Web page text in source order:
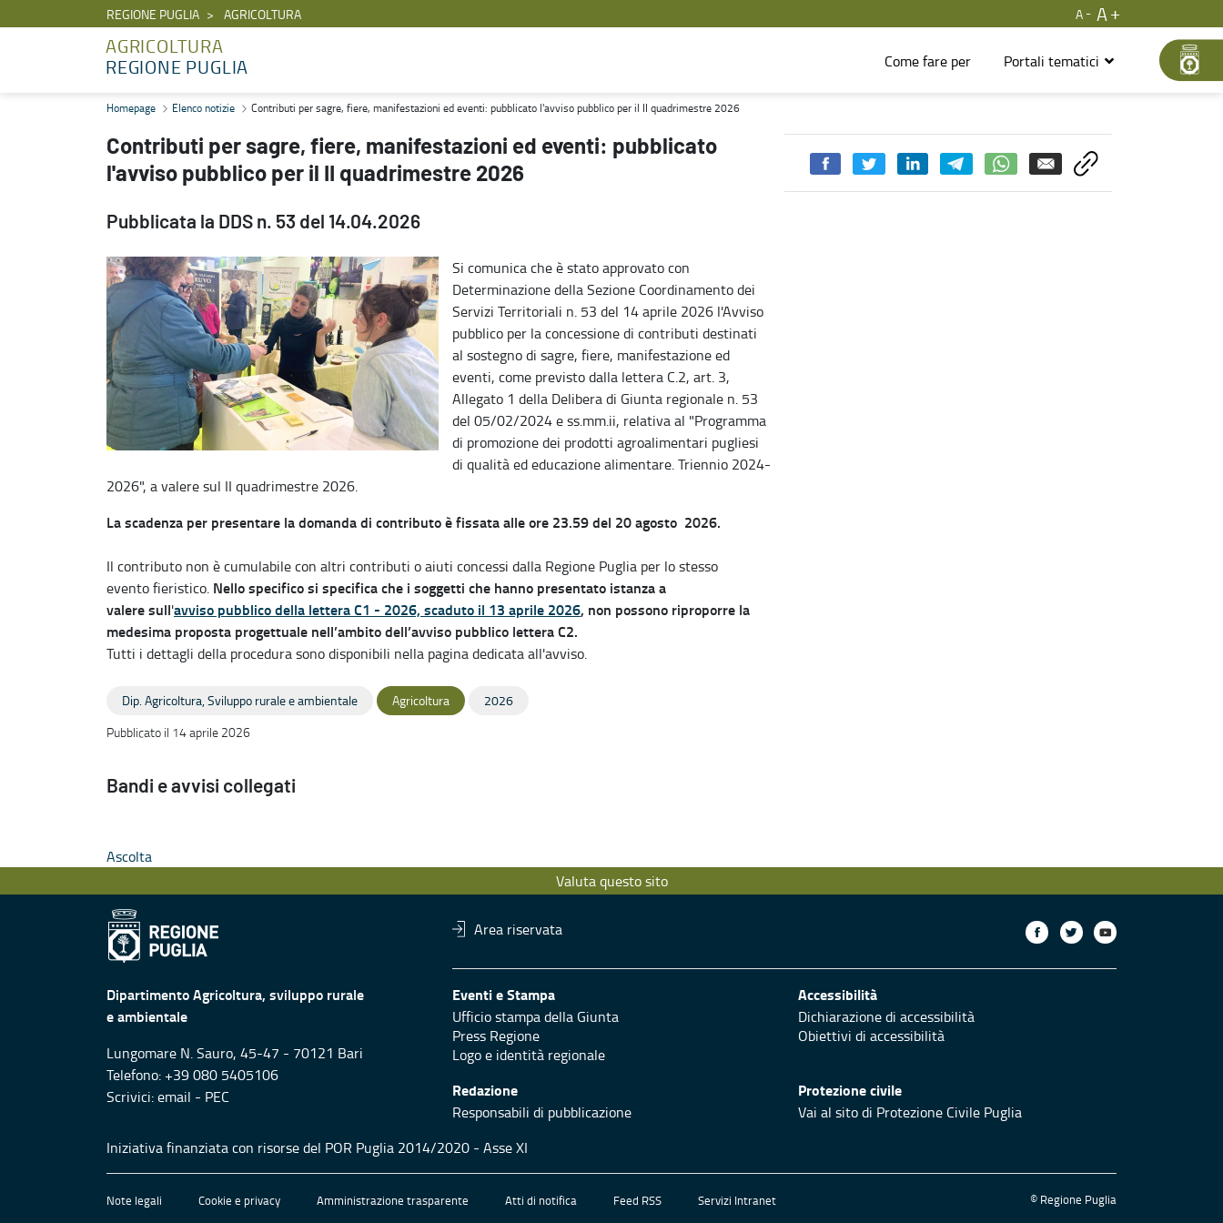
REGIONE PUGLIA AGRICOLTURA A
A
AGRICOLTURA
REGIONE PUGLIA
Come fare per Portali tematici
Contributi per sagre, fiere, manifestazioni ed eventi: pubblicato l'avviso pubblico per il II quadrimestre 2026 - Agricoltura
Homepage Elenco notizie Contributi per sagre, fiere, manifestazioni ed eventi: pubblicato l'avviso pubblico per il II quadrimestre 2026
Contributi per sagre, fiere, manifestazioni ed eventi: pubblicato
l'avviso pubblico per il II quadrimestre 2026
Pubblicata la DDS n. 53 del 14.04.2026
Si comunica che è stato approvato con
Determinazione della Sezione Coordinamento dei
Servizi Territoriali n. 53 del 14 aprile 2026 l'Avviso
pubblico per la concessione di contributi destinati
al sostegno di sagre, fiere, manifestazione ed
eventi, come previsto dalla lettera C.2, art. 3,
Allegato 1 della Delibera di Giunta regionale n. 53
del 05/02/2024 e ss.mm.ii, relativa al "Programma
di promozione dei prodotti agroalimentari pugliesi
di qualità ed educazione alimentare. Triennio 2024-
2026", a valere sul II quadrimestre 2026.
La scadenza per presentare la domanda di contributo è fissata alle ore 23.59 del 20 agosto 2026.
Il contributo non è cumulabile con altri contributi o aiuti concessi dalla Regione Puglia per lo stesso
evento fieristico. Nello specifico si specifica che i soggetti che hanno presentato istanza a
valere sull'avviso pubblico della lettera C1 - 2026, scaduto il 13 aprile 2026, non possono riproporre la
medesima proposta progettuale nell’ambito dell’avviso pubblico lettera C2.
Tutti i dettagli della procedura sono disponibili nella pagina dedicata all'avviso.
Dip. Agricoltura, Sviluppo rurale e ambientale Agricoltura
2026
Pubblicato il 14 aprile 2026
Bandi e avvisi collegati
Ascolta
Valuta questo sito
Area riservata
Dipartimento Agricoltura, sviluppo rurale
e ambientale
Lungomare N. Sauro, 45-47 - 70121 Bari
Telefono: +39 080 5405106
Scrivici:email - PEC
Eventi e Stampa
Ufficio stampa della Giunta
Press Regione
Logo e identità regionale
Accessibilità
Dichiarazione di accessibilità
Obiettivi di accessibilità
Redazione
Responsabili di pubblicazione
Protezione civile
Vai al sito di Protezione Civile Puglia
Iniziativa finanziata con risorse del POR Puglia 2014/2020 - Asse XI
Note legali Cookie e privacy Amministrazione trasparente Atti di notifica Feed RSS Servizi Intranet © Regione Puglia